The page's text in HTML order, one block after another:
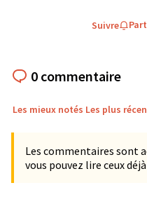
Suivre
0 commentaire
Les mieux notés Les plus
Les commentaires sont
vous pouvez lire ceux